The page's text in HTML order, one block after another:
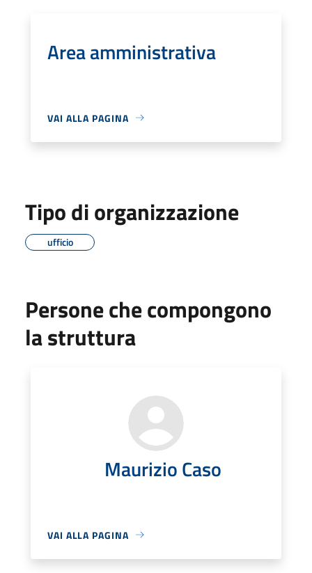
Area amministrativa
VAI ALLA PAGINA
Tipo di organizzazione
ufficio
Persone che compongono
la struttura
Maurizio Caso
VAI ALLA PAGINA